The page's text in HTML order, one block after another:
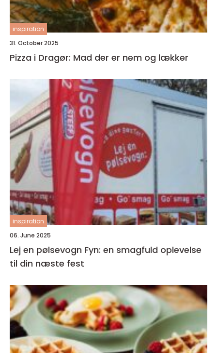
inspiration
31. October 2025
Pizza i Dragør: Mad der er nem og lækker
inspiration
06. June 2025
Lej en pølsevogn Fyn: en smagfuld oplevelse
til din næste fest